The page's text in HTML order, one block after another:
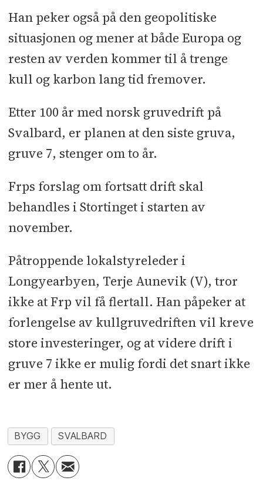
Han peker også på den geopolitiske
situasjonen og mener at både Europa og
resten av verden kommer til å trenge
kull og karbon lang tid fremover.
Etter 100 år med norsk gruvedrift på
Svalbard, er planen at den siste gruva,
gruve 7, stenger om to år.
Frps forslag om fortsatt drift skal
behandles i Stortinget i starten av
november.
Påtroppende lokalstyreleder i
Longyearbyen, Terje Aunevik (V), tror
ikke at Frp vil få flertall. Han påpeker at
forlengelse av kullgruvedriften vil kreve
store investeringer, og at videre drift i
gruve 7 ikke er mulig fordi det snart ikke
er mer å hente ut.
BYGG SVALBARD